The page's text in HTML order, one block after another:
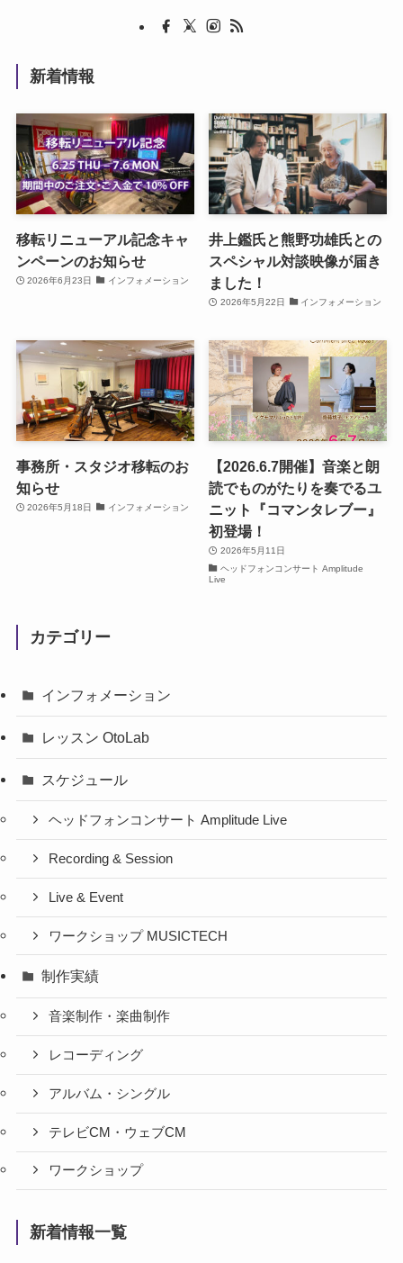
新着情報
移転リニューアル記念キャ
ンペーンのお知らせ
2026年6月23日 インフォメーション
井上鑑氏と熊野功雄氏との
スペシャル対談映像が届き
ました！
2026年5月22日 インフォメーション
事務所・スタジオ移転のお
知らせ
2026年5月18日 インフォメーション
【2026.6.7開催】音楽と朗
読でものがたりを奏でるユ
ニット『コマンタレブー』
初登場！
2026年5月11日
ヘッドフォンコンサート Amplitude
Live
カテゴリー
インフォメーション
レッスン OtoLab
スケジュール
ヘッドフォンコンサート Amplitude Live
Recording & Session
Live & Event
ワークショップ MUSICTECH
制作実績
音楽制作・楽曲制作
レコーディング
アルバム・シングル
テレビCM・ウェブCM
ワークショップ
新着情報一覧